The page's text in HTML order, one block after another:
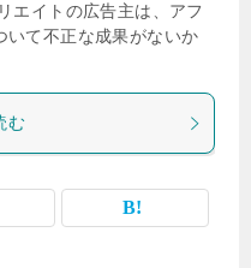
エイトの広告主は、アフ
いて不正な成果がないか
む